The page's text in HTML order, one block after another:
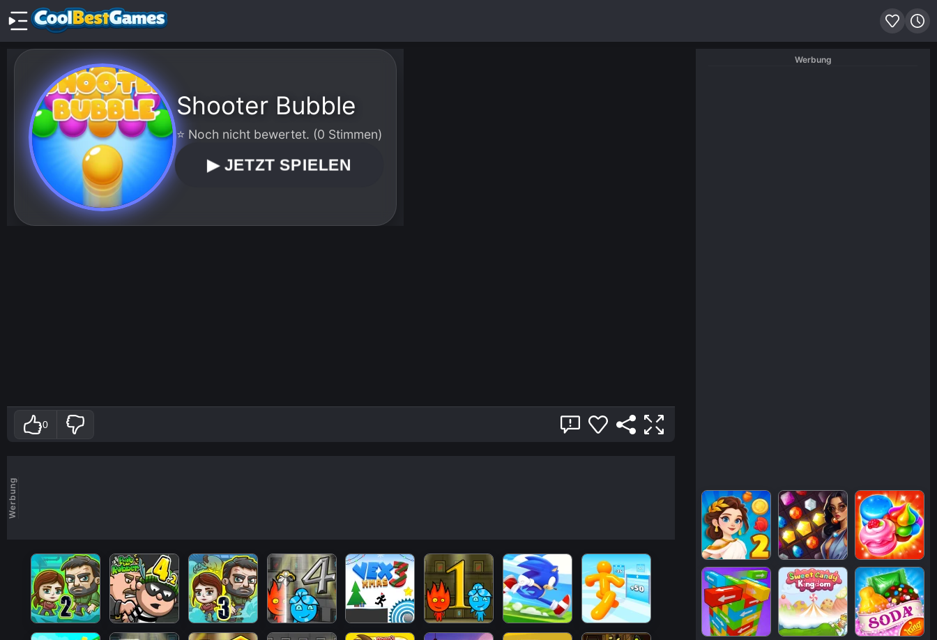
Shooter Bubble
⭐ Noch nicht bewertet. (0 Stimmen)
▶JETZT SPIELEN
0
Werbung
Werbung